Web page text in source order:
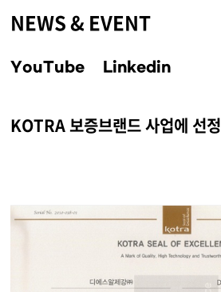
NEWS & EVENT
YouTube Linkedin
KOTRA 보증브랜드 사업에 선정